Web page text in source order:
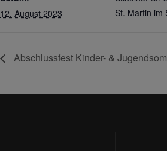
12. August 2023
St. Martin im
Abschlussfest Kinder- &